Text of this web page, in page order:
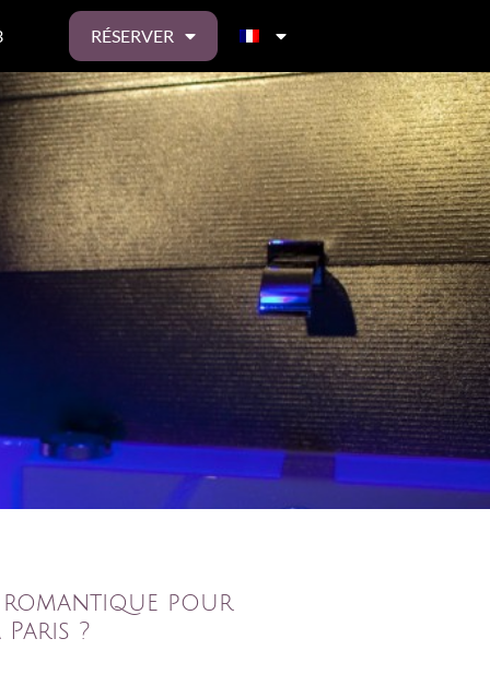
RÉSERVER
pour
?